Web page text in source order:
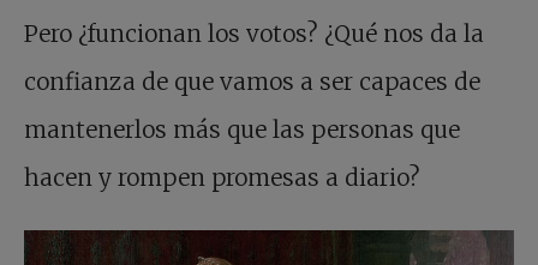
Pero ¿funcionan los votos? ¿Qué nos da la
confianza de que vamos a ser capaces de
mantenerlos más que las personas que
hacen y rompen promesas a diario?